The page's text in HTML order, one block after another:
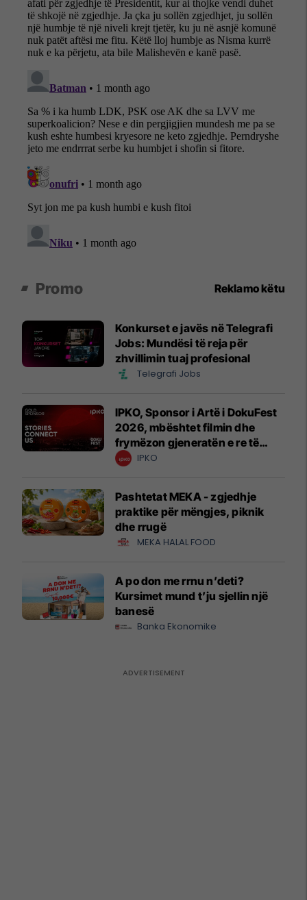
Promo Reklamo këtu
Konkurset e javës në Telegrafi
Jobs: Mundësi të reja për
zhvillimin tuaj profesional
Telegrafi Jobs
IPKO, Sponsor i Artë i DokuFest
2026, mbështet filmin dhe
frymëzon gjeneratën e re të
krijuesve
IPKO
Pashtetat MEKA - zgjedhje
praktike për mëngjes, piknik
dhe rrugë
MEKA HALAL FOOD
A po don me rrnu n’deti?
Kursimet mund t’ju sjellin një
banesë
Banka Ekonomike